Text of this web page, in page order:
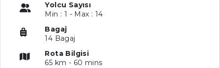
Yolcu Sayısı
Min : 1 - Max : 14
Bagaj
14 Bagaj
Rota Bilgisi
65 km - 60 mins